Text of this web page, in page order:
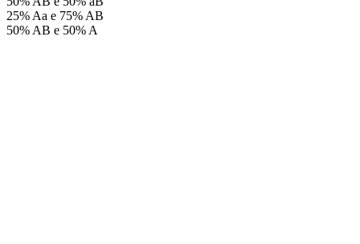
25% Aa e 75% AB
50% AB e 50% A